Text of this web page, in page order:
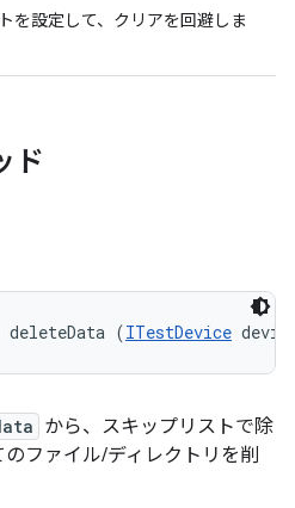
を設定して、クリアを回避しま
ド
(ITestDevice
から、スキップリストで除
ファイル/ディレクトリを削